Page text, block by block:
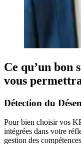
Ce qu’un bon
vous
Détection du
Pour bien choisir vos
intégrées dans votre
gestion des